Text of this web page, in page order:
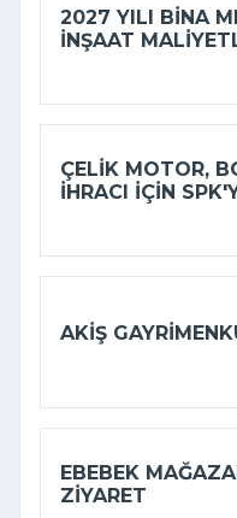
2027 YILI BINA
INŞAAT
ÇELIK MOTOR,
IHRACI IÇIN
AKIŞ
EBEBEK
ZIYARET